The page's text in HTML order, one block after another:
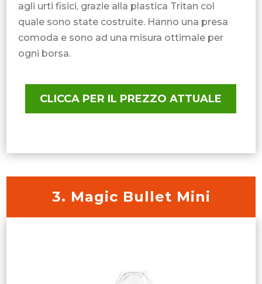
agli urti fisici, grazie alla plastica Tritan col
quale sono state costruite. Hanno una presa
comoda e sono ad una misura ottimale per
ogni borsa.
CLICCA PER IL PREZZO ATTUALE
3. Magic Bullet Mini